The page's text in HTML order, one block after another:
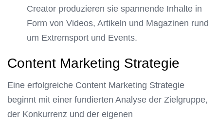
Creator produzieren sie spannende Inhalte in
Form von Videos, Artikeln und Magazinen rund
um Extremsport und Events.
Content Marketing Strategie
Eine erfolgreiche Content Marketing Strategie
beginnt mit einer fundierten Analyse der Zielgruppe,
der Konkurrenz und der eigenen